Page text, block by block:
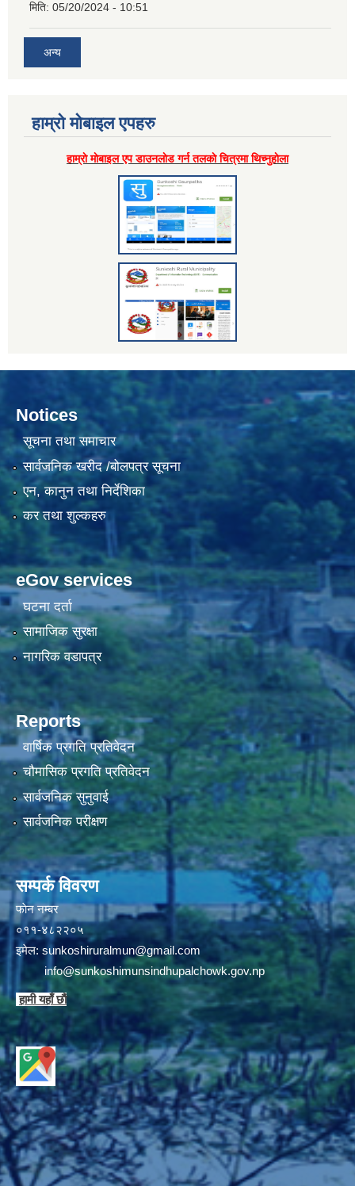
मिति: 05/20/2024 - 10:51
अन्य
हाम्राे माेबाइल एपहरु
हाम्राे माेबाइल एप डाउनलाेड गर्न तलकाे चित्रमा थिच्नुहाेला
Notices
सूचना तथा समाचार
सार्वजनिक खरीद /बोलपत्र सूचना
एन, कानुन तथा निर्देशिका
कर तथा शुल्कहरु
eGov services
घटना दर्ता
सामाजिक सुरक्षा
नागरिक वडापत्र
Reports
वार्षिक प्रगति प्रतिवेदन
चौमासिक प्रगति प्रतिवेदन
सार्वजनिक सुनुवाई
सार्वजनिक परीक्षण
सम्पर्क विवरण
फाेन न‌‍‍‍‌‌म्बर
०११-४८२२०५
इमेल: sunkoshiruralmun@gmail.com
info@sunkoshimunsindhupalchowk.gov.np
हामी यहाँ छाै‌ं